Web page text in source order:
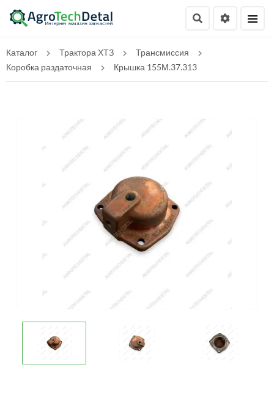
Каталог Трактора ХТЗ
Трансмиссия
Коробка раздаточная
Крышка 155М.37.313